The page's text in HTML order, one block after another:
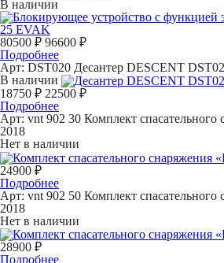
В наличии
80500 ₽ 96600 ₽
Подробнее
Арт: DST020 Десантер DESCENT
В наличии
18750 ₽ 22500 ₽
Подробнее
Арт: vnt 902 30 Комплект
2018
Нет в наличии
24900 ₽
Подробнее
Арт: vnt 902 50 Комплект
2018
Нет в наличии
28900 ₽
Подробнее